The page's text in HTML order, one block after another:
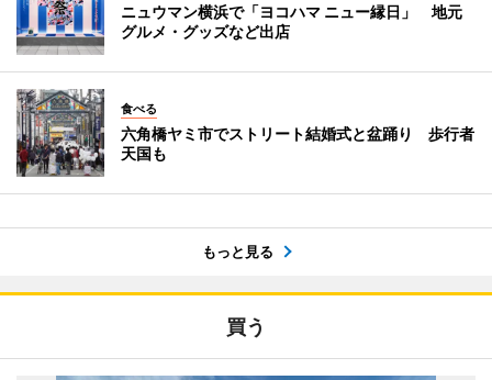
ニュウマン横浜で「ヨコハマ ニュー縁日」 地元
グルメ・グッズなど出店
食べる
六角橋ヤミ市でストリート結婚式と盆踊り 歩行者
天国も
もっと見る
買う